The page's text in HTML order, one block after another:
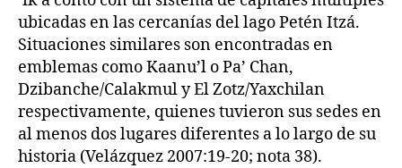
ubicadas en las cercanías del lago Petén Itzá.
Situaciones similares son encontradas en
emblemas como Kaanu’l o Pa’ Chan,
Dzibanche/Calakmul y El Zotz/Yaxchilan
respectivamente, quienes tuvieron sus sedes en
al menos dos lugares diferentes a lo largo de su
historia (Velázquez 2007:19-20; nota 38).